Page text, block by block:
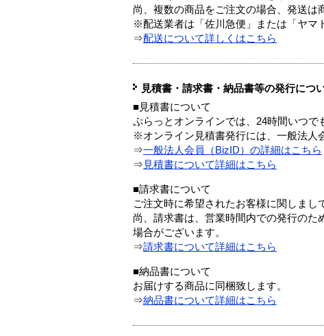
尚、複数の商品をご注文の場合、発送は
※配送業者は「佐川急便」または「ヤマ
⇒配送について詳しくはこちら
見積書・請求書・納品書等の発行につ
■見積書について
ぷらっとオンラインでは、24時間いつで
※オンライン見積書発行には、一般法人
⇒一般法人会員（BizID）の詳細はこちら
⇒ 見積書について詳細はこちら
■請求書について
ご注文時に希望されたお客様に関しまし
尚、請求書は、営業時間内での発行のた
場合がございます。
⇒請求書について詳細はこちら
■納品書について
お届けする商品に同梱致します。
⇒納品書について詳細はこちら